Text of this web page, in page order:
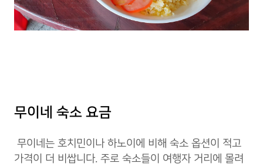
무이네 숙소 요금
무이네는 호치민이나 하노이에 비해 숙소 옵션이 적고
가격이 더 비쌉니다. 주로 숙소들이 여행자 거리에 몰려